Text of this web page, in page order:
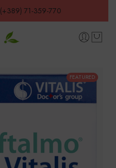
(+389) 71-359-770
FEATURED